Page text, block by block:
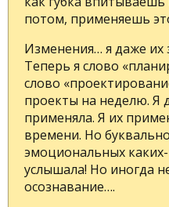
потом, применяешь
Изменения… я даже их
Теперь я слово
слово
проекты на неделю. Я
применяла. Я их
времени. Но
эмоциональных
услышала! Но иногда
осознавание….